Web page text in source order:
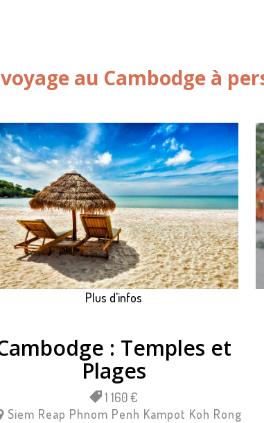
au Cambodge à
Plus d'infos
: Temples et
Plages
1 160 €
Siem Reap Phnom Penh Kampot Koh Rong